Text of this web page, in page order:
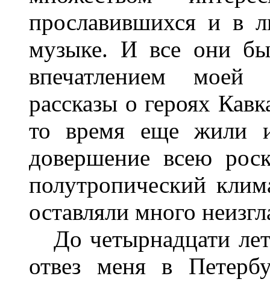
прославившихся и в
музыке. И все они
впечатлением
рассказы о героях
то время еще жили
довершение всею
полутропический
оставляли много
До четырнадцати
отвез меня в